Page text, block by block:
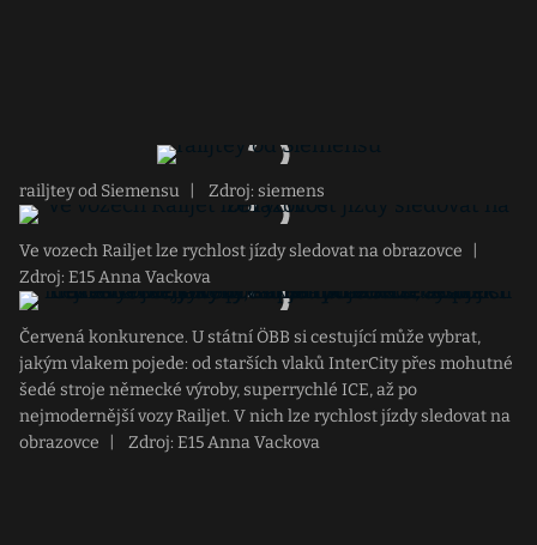
railjtey od Siemensu Zdroj: siemens
Ve vozech Railjet lze rychlost jízdy sledovat na obrazovce
Zdroj: E15 Anna Vackova
Červená konkurence. U státní ÖBB si cestující může vybrat,
jakým vlakem pojede: od starších vlaků InterCity přes mohutné
šedé stroje německé výroby, superrychlé ICE, až po
nejmodernější vozy Railjet. V nich lze rychlost jízdy sledovat na
obrazovce
Zdroj: E15 Anna Vackova